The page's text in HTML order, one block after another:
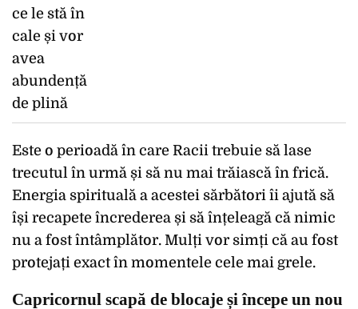
Este o perioadă în care Racii trebuie să lase
trecutul în urmă și să nu mai trăiască în frică.
Energia spirituală a acestei sărbători îi ajută să
își recapete încrederea și să înțeleagă că nimic
nu a fost întâmplător. Mulți vor simți că au fost
protejați exact în momentele cele mai grele.
Capricornul scapă de blocaje și începe un nou